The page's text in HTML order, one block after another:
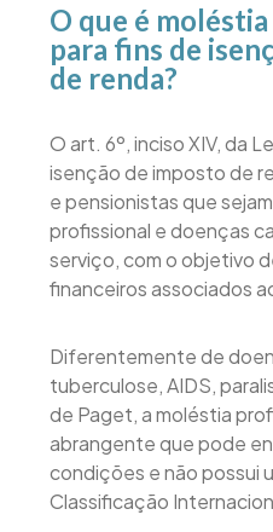
O que é
para fins de
de renda?
O art. 6º, inciso XIV, da
isenção de imposto de
e pensionistas que
profissional e doenças
serviço, com o objetivo
financeiros associados
Diferentemente de
tuberculose, AIDS,
de Paget, a moléstia
abrangente que pode
condições e não possui
Classificação